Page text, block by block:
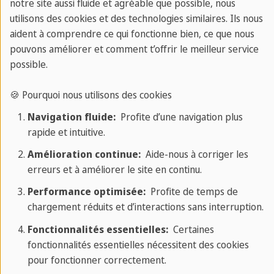
Bonus: Gelato
Bien que nous ayons dit 5 plats typiques italiens,
nous ne pourrions pas nous passer du dessert.
Une authentique glace italienne,mieux connue
sous le nom de Gelato,ce dessert remonte aux
années 1565, où ils étaient servis en Sicile, dans la
Rome antique et en Égypte. Ils étaient fabriqués
avec de la glace et de la neige apportées des
sommets et conservées sous terre. En réalité, sa
notre site aussi fluide et agréable que possible, nous
utilisons des cookies et des technologies similaires. Ils nous
aident à comprendre ce qui fonctionne bien, ce que nous
pouvons améliorer et comment t’offrir le meilleur service
possible.
🍪 Pourquoi nous utilisons des cookies
Navigation fluide:Profite d’une navigation plus
rapide et intuitive.
Amélioration continue:Aide-nous à corriger les
erreurs et à améliorer le site en continu.
Performance optimisée:Profite de temps de
chargement réduits et d’interactions sans interruption.
Fonctionnalités essentielles:Certaines
fonctionnalités essentielles nécessitent des cookies
pour fonctionner correctement.